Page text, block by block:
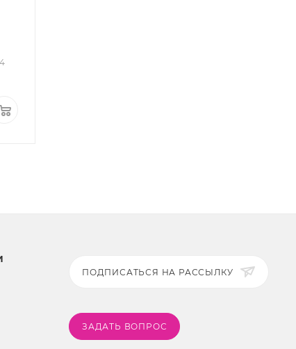
ПОДПИСАТЬСЯ НА РАССЫЛКУ
ЗАДАТЬ ВОПРОС